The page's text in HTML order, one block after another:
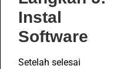
Instal
Software
Setelah selesai